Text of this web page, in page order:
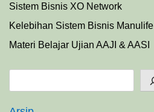
Sistem Bisnis XO Network
Kelebihan Sistem Bisnis Manulife
Materi Belajar Ujian AAJI & AASI